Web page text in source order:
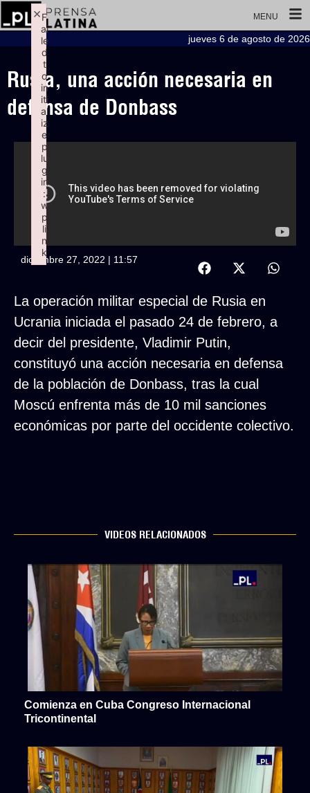
MENU
jueves 6 de agosto de 2026
Rusia, una acción necesaria en
defensa de Donbass
diciembre 27, 2022 | 11:57
La operación militar especial de Rusia en
Ucrania iniciada el pasado 24 de febrero, a
decir del presidente, Vladimir Putin,
constituyó una acción necesaria en defensa
de la población de Donbass, tras la cual
Moscú enfrenta más de 10 mil sanciones
económicas por parte del occidente colectivo.
VIDEOS RELACIONADOS
Comienza en Cuba Congreso Internacional
Tricontinental
F
ai
le
d
t
o
in
iti
al
iz
e
p
lu
g
in
:
w
p
li
n
k
×
Failed to initialize plugin: wplink